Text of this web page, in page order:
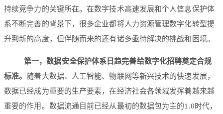
持续竞争力的关键所在。在数字技术高速发展和个人信息保护体
系不断完善的背景下，很多企业都将人力资源管理数字化转型提
升到新的高度，但伴随而来的还有诸多亟待解决的挑战和困境。
第一，数据安全保护体系日趋完善给数字化招聘奠定合规
标准。
随着大数据、人工智能、物联网等新兴技术的快速发展，
数据已经成为重要的生产要素，在经济社会各领域发挥着越来越
重要的作用。数据流通目前已经从最初的数据包为主的1.0时代，